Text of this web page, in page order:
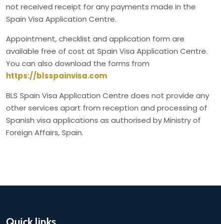
not received receipt for any payments made in the
Spain Visa Application Centre.
Appointment, checklist and application form are
available free of cost at Spain Visa Application Centre.
You can also download the forms from
https://blsspainvisa.com
BLS Spain Visa Application Centre does not provide any
other services apart from reception and processing of
Spanish visa applications as authorised by Ministry of
Foreign Affairs, Spain.